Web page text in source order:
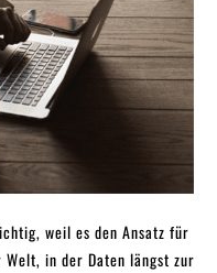
weil es den Ansatz für
in der Daten längst zur